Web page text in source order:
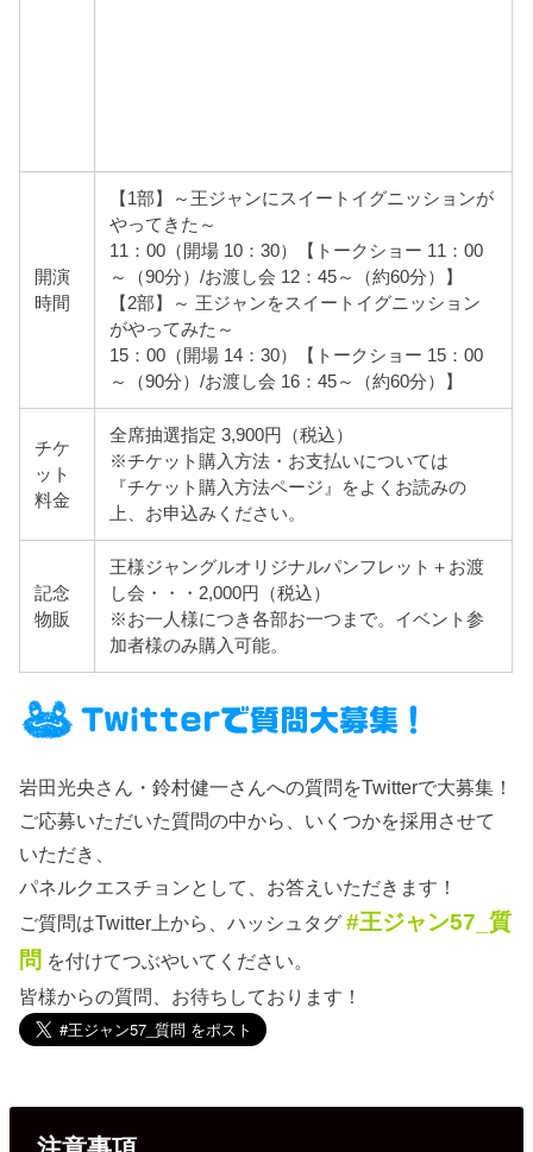
開演
時間
【1部】～王ジャンにスイートイグニッションが
やってきた～
11：00（開場 10：30）【トークショー 11：00
～（90分）/お渡し会 12：45～（約60分）】
【2部】～ 王ジャンをスイートイグニッション
がやってみた～
15：00（開場 14：30）【トークショー 15：00
～（90分）/お渡し会 16：45～（約60分）】
チケ
ット
料金
全席抽選指定 3,900円（税込）
※チケット購入方法・お支払いについては
『チケット購入方法ページ』をよくお読みの
上、お申込みください。
記念
物販
王様ジャングルオリジナルパンフレット＋お渡
し会・・・2,000円（税込）
※お一人様につき各部お一つまで。イベント参
加者様のみ購入可能。
岩田光央さん・鈴村健一さんへの質問をTwitterで大募集！
ご応募いただいた質問の中から、いくつかを採用させて
いただき、
パネルクエスチョンとして、お答えいただきます！
ご質問はTwitter上から、ハッシュタグ#王ジャン57_質
問 を付けてつぶやいてください。
皆様からの質問、お待ちしております！